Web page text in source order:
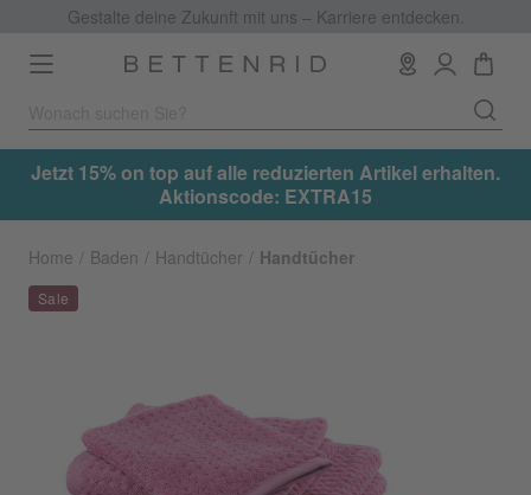
Gestalte deine Zukunft mit uns – Karriere entdecken.
Toggle
navigation
Jetzt 15% on top auf alle reduzierten Artikel erhalten.
Aktionscode: EXTRA15
Home Baden Handtücher Handtücher